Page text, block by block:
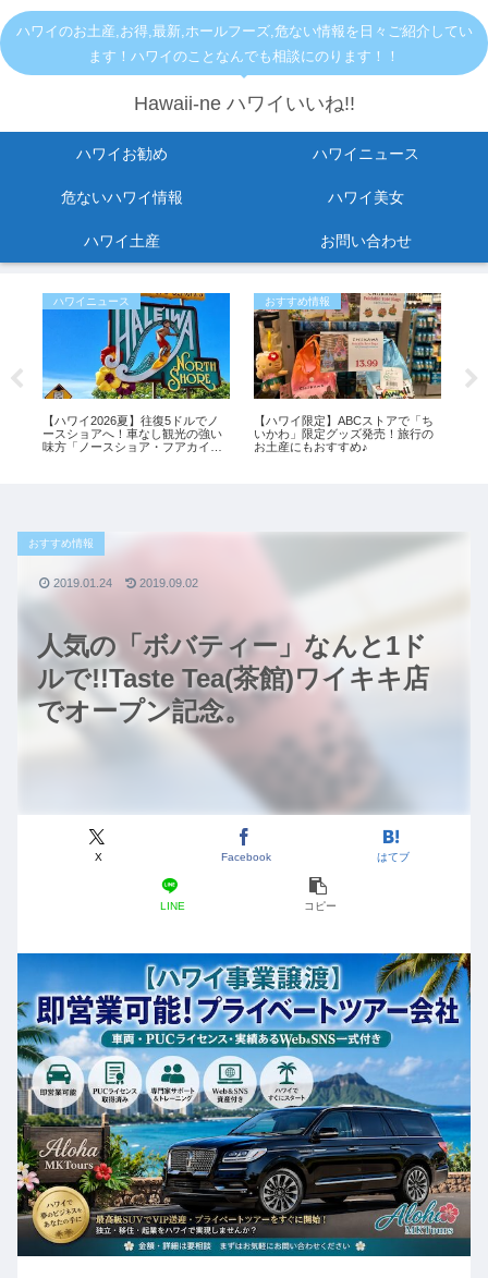
ハワイのお土産,お得,最新,ホールフーズ,危ない情報を日々ご紹介してい
ます！ハワイのことなんでも相談にのります！！
Hawaii-ne ハワイいいね!!
ハワイお勧め ハワイニュース
危ないハワイ情報 ハワイ美女
ハワイ土産 お問い合わせ
ハワイニュース
【ハワイ2026夏】往復5ドルでノ
ースショアへ！車なし観光の強い
味方「ノースショア・フアカイ」
おすすめ情報
【ハワイ限定】ABCストアで「ち
いかわ」限定グッズ発売！旅行の
お土産にもおすすめ♪
人気の「ボバティー」なんと1ド
ルで!!Taste Tea(茶館)ワイキキ店
でオープン記念。
おすすめ情報
X Facebook はてブ
LINE コピー
2019.01.24 2019.09.02